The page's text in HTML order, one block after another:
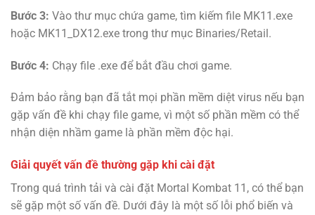
Bước 3: Vào thư mục chứa game, tìm kiếm file MK11.exe
hoặc MK11_DX12.exe trong thư mục Binaries/Retail.
Bước 4: Chạy file .exe để bắt đầu chơi game.
Đảm bảo rằng bạn đã tắt mọi phần mềm diệt virus nếu bạn
gặp vấn đề khi chạy file game, vì một số phần mềm có thể
nhận diện nhầm game là phần mềm độc hại.
Giải quyết vấn đề thường gặp khi cài đặt
Trong quá trình tải và cài đặt Mortal Kombat 11, có thể bạn
sẽ gặp một số vấn đề. Dưới đây là một số lỗi phổ biến và